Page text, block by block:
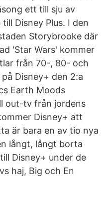
ett till sju av
Disney Plus. I den
Storybrooke där
'Star Wars' kommer
från 70-, 80- och
Disney+ den 2:a
Earth Moods
out-tv från jordens
Disney+ att
är bara en av tio nya
långt, långt borta
Disney+ under de
haj, Big och En